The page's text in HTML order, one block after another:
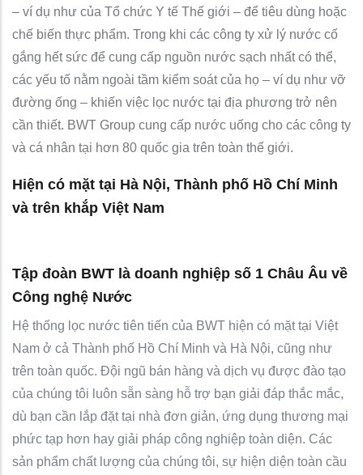
– ví dụ như của Tổ chức Y tế Thế giới – để tiêu dùng hoặc
chế biến thực phẩm. Trong khi các công ty xử lý nước cố
gắng hết sức để cung cấp nguồn nước sạch nhất có thể,
các yếu tố nằm ngoài tầm kiểm soát của họ – ví dụ như vỡ
đường ống – khiến việc lọc nước tại địa phương trở nên
cần thiết. BWT Group cung cấp nước uống cho các công ty
và cá nhân tại hơn 80 quốc gia trên toàn thế giới.
Hiện có mặt tại Hà Nội, Thành phố Hồ Chí Minh
và trên khắp Việt Nam
Tập đoàn BWT là doanh nghiệp số 1 Châu Âu về
Công nghệ Nước
Hệ thống lọc nước tiên tiến của BWT hiện có mặt tại Việt
Nam ở cả Thành phố Hồ Chí Minh và Hà Nội, cũng như
trên toàn quốc. Đội ngũ bán hàng và dịch vụ được đào tạo
của chúng tôi luôn sẵn sàng hỗ trợ bạn giải đáp thắc mắc,
dù bạn cần lắp đặt tại nhà đơn giản, ứng dụng thương mại
phức tạp hơn hay giải pháp công nghiệp toàn diện. Các
sản phẩm chất lượng của chúng tôi, sự hiện diện toàn cầu